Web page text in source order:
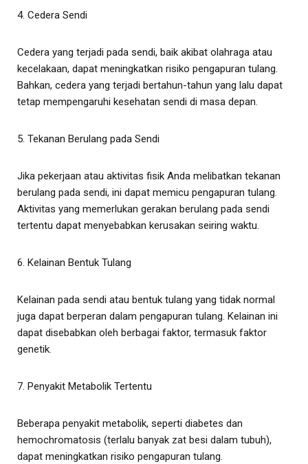
4. Cedera Sendi
Cedera yang terjadi pada sendi, baik akibat olahraga atau
kecelakaan, dapat meningkatkan risiko pengapuran tulang.
Bahkan, cedera yang terjadi bertahun-tahun yang lalu dapat
tetap mempengaruhi kesehatan sendi di masa depan.
5. Tekanan Berulang pada Sendi
Jika pekerjaan atau aktivitas fisik Anda melibatkan tekanan
berulang pada sendi, ini dapat memicu pengapuran tulang.
Aktivitas yang memerlukan gerakan berulang pada sendi
tertentu dapat menyebabkan kerusakan seiring waktu.
6. Kelainan Bentuk Tulang
Kelainan pada sendi atau bentuk tulang yang tidak normal
juga dapat berperan dalam pengapuran tulang. Kelainan ini
dapat disebabkan oleh berbagai faktor, termasuk faktor
genetik.
7. Penyakit Metabolik Tertentu
Beberapa penyakit metabolik, seperti diabetes dan
hemochromatosis (terlalu banyak zat besi dalam tubuh),
dapat meningkatkan risiko pengapuran tulang.